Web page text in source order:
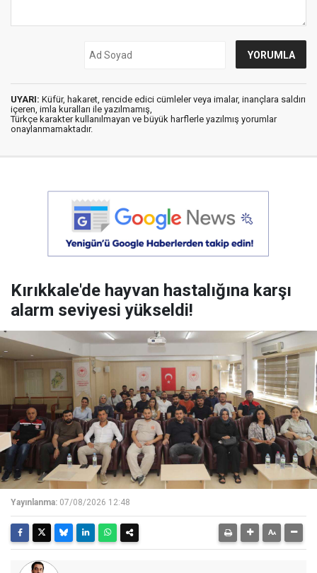
UYARI: Küfür, hakaret, rencide edici cümleler veya imalar, inançlara saldırı
içeren, imla kuralları ile yazılmamış,
Türkçe karakter kullanılmayan ve büyük harflerle yazılmış yorumlar
onaylanmamaktadır.
Kırıkkale'de hayvan hastalığına karşı
alarm seviyesi yükseldi!
Yayınlanma: 07/08/2026 12:48